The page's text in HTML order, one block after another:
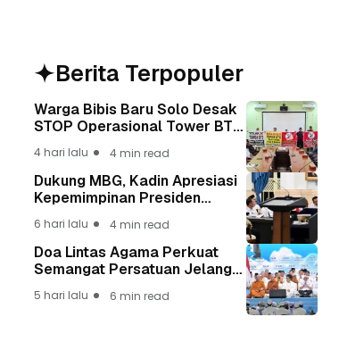
Berita Terpopuler
Warga Bibis Baru Solo Desak
STOP Operasional Tower BTS,
Keselamatan Warga Lebih
Berharga
4 hari lalu 4 min read
Dukung MBG, Kadin Apresiasi
Kepemimpinan Presiden
6 hari lalu 4 min read
Doa Lintas Agama Perkuat
Semangat Persatuan Jelang
5 hari lalu 6 min read